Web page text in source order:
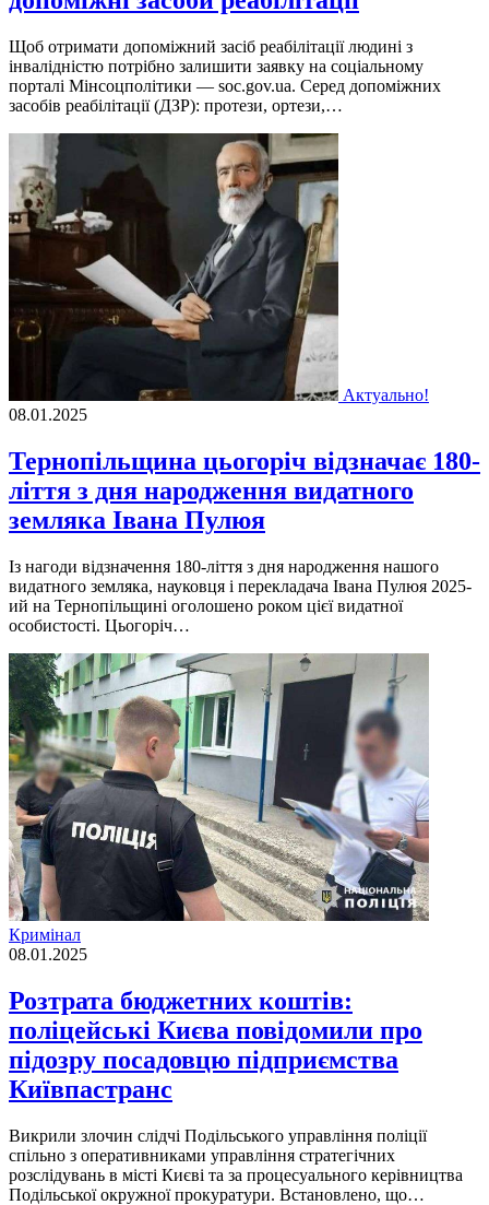
Щоб отримати допоміжний засіб реабілітації людині з
інвалідністю потрібно залишити заявку на соціальному
порталі Мінсоцполітики — soc.gov.ua. Серед допоміжних
засобів реабілітації (ДЗР): протези, ортези,…
Актуально!
08.01.2025
Тернопільщина цьогоріч відзначає 180-
ліття з дня народження видатного
земляка Івана Пулюя
Із нагоди відзначення 180-ліття з дня народження нашого
видатного земляка, науковця і перекладача Івана Пулюя 2025-
ий на Тернопільщині оголошено роком цієї видатної
особистості. Цьогоріч…
Кримінал
08.01.2025
Розтрата бюджетних коштів:
поліцейські Києва повідомили про
підозру посадовцю підприємства
Київпастранс
Викрили злочин слідчі Подільського управління поліції
спільно з оперативниками управління стратегічних
розслідувань в місті Києві та за процесуального керівництва
Подільської окружної прокуратури. Встановлено, що…